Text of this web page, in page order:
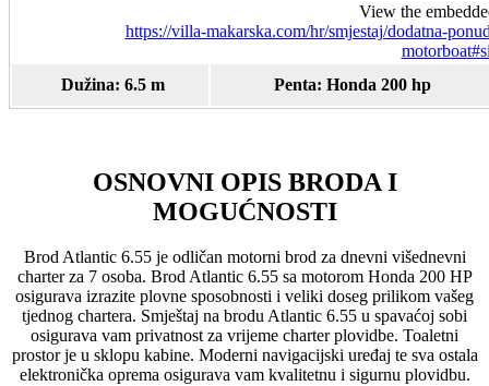
View the
https://villa-makarska.com/hr/smjestaj/dodatna-
Dužina: 6.5 m
Penta: Honda 200 hp
OSNOVNI OPIS BRODA I
MOGUĆNOSTI
Brod Atlantic 6.55 je odličan motorni brod za dnevni višednevni
charter za 7 osoba. Brod Atlantic 6.55 sa motorom Honda 200 HP
osigurava izrazite plovne sposobnosti i veliki doseg prilikom vašeg
tjednog chartera. Smještaj na brodu Atlantic 6.55 u spavaćoj sobi
osigurava vam privatnost za vrijeme charter plovidbe. Toaletni
prostor je u sklopu kabine. Moderni navigacijski uređaj te sva ostala
elektronička oprema osigurava vam kvalitetnu i sigurnu plovidbu.